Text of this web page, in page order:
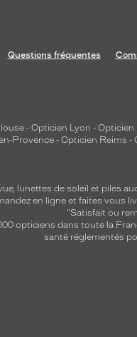
Questions fréquentes
- Opticien Lyon - Opticien
Provence - Opticien Reims -
, lunettes de soleil et piles
en ligne et faites vous
"Satisfait ou
opticiens dans toute la
santé réglementés